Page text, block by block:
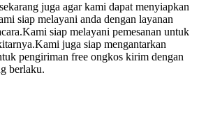
juga agar kami dapat menyiapkan
siap melayani anda dengan layanan
siap melayani pemesanan untuk
juga siap mengantarkan
pengiriman free ongkos kirim dengan
berlaku.